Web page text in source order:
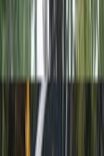
гранита
По материалу
золотой стандарт
Карелия
габбро-
с красными
к Москве и Санкт-
камня, развитая
граниты самыми